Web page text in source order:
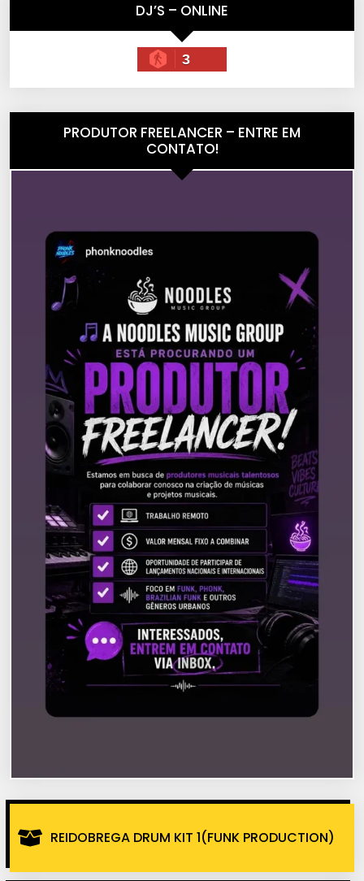
DJ’S – ONLINE
3
PRODUTOR FREELANCER – ENTRE EM
CONTATO!
REIDOBREGA DRUM KIT 1(FUNK PRODUCTION)